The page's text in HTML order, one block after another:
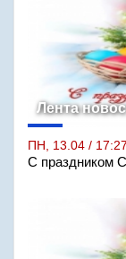
Лента
ПН, 13.04 / 17:27
С праздником